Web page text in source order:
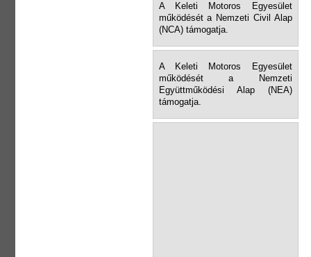
A Keleti Motoros Egyesület
működését a Nemzeti Civil Alap
(NCA) támogatja.
A Keleti Motoros Egyesület
működését a Nemzeti
Együttműködési Alap (NEA)
támogatja.